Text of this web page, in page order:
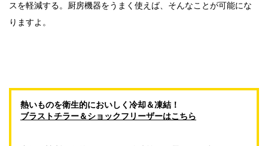
スを軽減する。厨房機器をうまく使えば、そんなことが可能にな
りますよ。
熱いものを衛生的においしく冷却＆凍結！
ブラストチラー＆ショックフリーザーはこちら